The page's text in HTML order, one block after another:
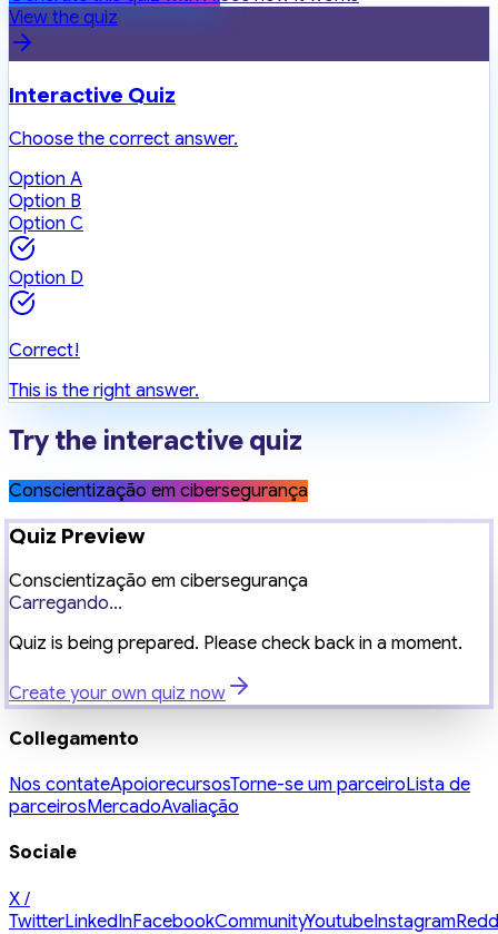
View the quiz
Interactive Quiz
Choose the correct answer.
Option A
Option B
Option C
Option D
Correct!
This is the right answer.
Try the interactive quiz
Conscientização em cibersegurança
Quiz Preview
Conscientização em cibersegurança
Carregando...
Quiz is being prepared. Please check back in a moment.
Create your own quiz now
Collegamento
Nos contateApoiorecursosTorne-se um parceiroLista de
parceirosMercadoAvaliação
Sociale
X /
TwitterLinkedInFacebookCommunityYoutubeInstagram